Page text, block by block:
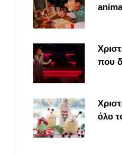
που
όλο